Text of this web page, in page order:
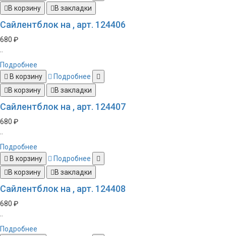
В корзину
В закладки
Сайлентблок на , арт. 124406
680 ₽
..
Подробнее
В корзину
Подробнее
В корзину
В закладки
Сайлентблок на , арт. 124407
680 ₽
..
Подробнее
В корзину
Подробнее
В корзину
В закладки
Сайлентблок на , арт. 124408
680 ₽
..
Подробнее